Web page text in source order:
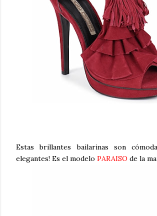
Estas brillantes bailarinas son
elegantes! Es el modelo PARAISO de la